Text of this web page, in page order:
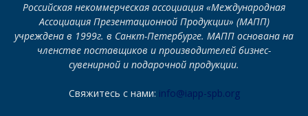
Российская некоммерческая ассоциация «Международная
Ассоциация Презентационной Продукции» (МАПП)
учреждена в 1999г. в Санкт-Петербурге. МАПП основана на
членстве поставщиков и производителей бизнес-
сувенирной и подарочной продукции.
Свяжитесь с нами: info@iapp-spb.org